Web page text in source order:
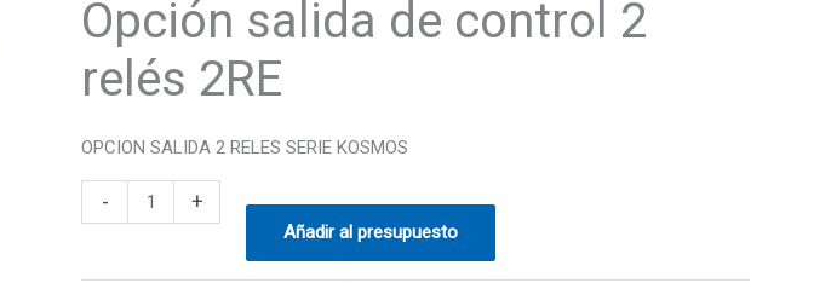
Opción salida de control 2
relés 2RE
OPCION SALIDA 2 RELES SERIE KOSMOS
-
control
2
relés
2RE
+
Añadir al presupuesto